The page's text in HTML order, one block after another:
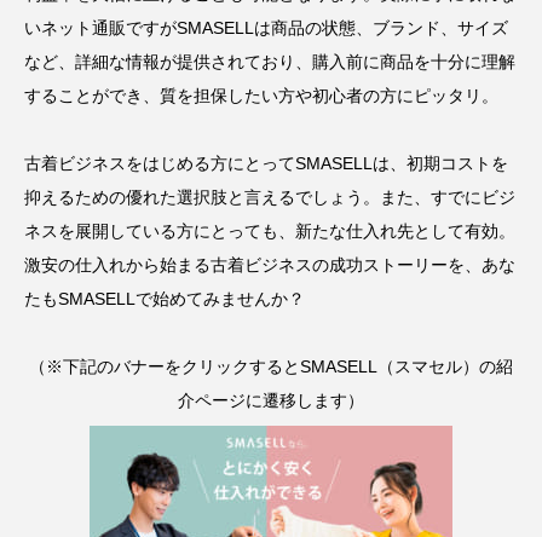
いネット通販ですがSMASELL は商品の状態、ブランド、サイズ
など、詳細な情報が提供されており、購入前に商品を十分に理解
することができ、質を担保したい方や初心者の方にピッタリ。
古着ビジネスをはじめる方にとってSMASELL は、初期コストを
抑えるための優れた選択肢と言えるでしょう。また、すでにビジ
ネスを展開している方にとっても、新たな仕入れ先として有効。
激安の仕入れから始まる古着ビジネスの成功ストーリーを、あな
たもSMASELL で始めてみませんか？
（※下記のバナーをクリックするとSMASELL（スマセル）の紹
介ページに遷移します）